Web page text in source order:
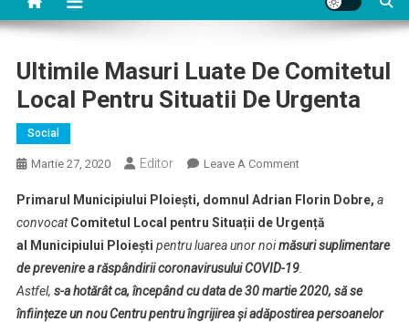
Ultimile Masuri Luate De Comitetul
Local Pentru Situatii De Urgenta
Social
Martie 27, 2020 Editor Leave A CommentOn
Masuri
Luate
De
Comitetul
Local
Pentru
Primarul Municipiului Ploiești, domnul Adrian Florin Dobre, a
convocatComitetul Local pentru Situații de Urgență
al
Municipiului Ploiești pentru luarea unor noimăsuri suplimentare
de prevenire a răspândirii coronavirusului COVID-19.
Astfel, s-a hotărât ca, începând cu data de 30 martie 2020, să se
înființeze un nou Centru pentru îngrijirea și adăpostirea persoanelor